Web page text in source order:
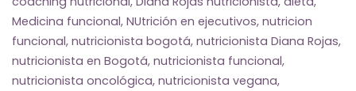
Medicina funcional, NUtrición en ejecutivos, nutricion
funcional, nutricionista bogotá, nutricionista Diana Rojas,
nutricionista en Bogotá, nutricionista funcional,
nutricionista oncológica, nutricionista vegana,